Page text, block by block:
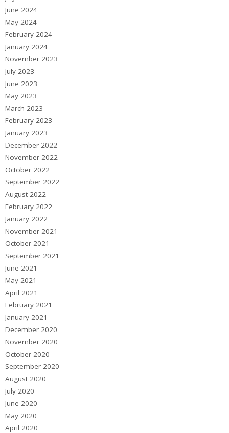
June 2024
May 2024
February 2024
January 2024
November 2023
July 2023
June 2023
May 2023
March 2023
February 2023
January 2023
December 2022
November 2022
October 2022
September 2022
August 2022
February 2022
January 2022
November 2021
October 2021
September 2021
June 2021
May 2021
April 2021
February 2021
January 2021
December 2020
November 2020
October 2020
September 2020
August 2020
July 2020
June 2020
May 2020
April 2020